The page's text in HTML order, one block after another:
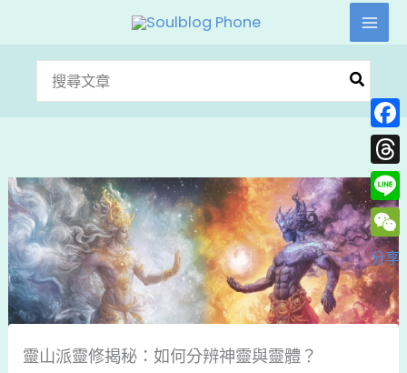
尋：
靈山派靈修揭秘：如何分辨神靈與靈體？
Line
分享